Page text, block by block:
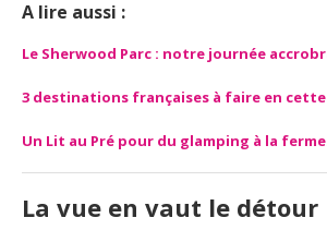
A lire aussi :
Le Sherwood Parc : notre journée
3 destinations françaises à faire en cette
Un Lit au Pré pour du glamping à la
La vue en vaut le détour